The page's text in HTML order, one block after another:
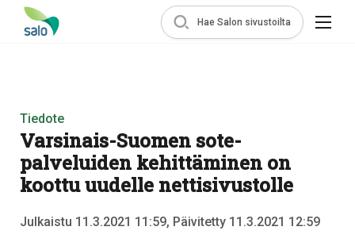
Hae Salon sivustoilta
Tiedote
Varsinais-Suomen sote-
palveluiden kehittäminen on
koottu uudelle nettisivustolle
Julkaistu 11.3.2021 11:59, Päivitetty 11.3.2021 12:59